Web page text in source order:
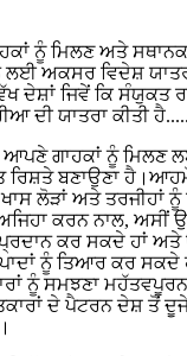
ਨੂੰ ਮਿਲਣ ਅਤੇ
ਲਈ ਅਕਸਰ ਵਿਦੇਸ਼
ਦੇਸ਼ਾਂ ਜਿਵੇਂ ਕਿ ਸੰਯੁਕਤ
ਦੀ ਯਾਤਰਾ ਕੀਤੀ ਹੈ.....
ਆਪਣੇ ਗਾਹਕਾਂ ਨੂੰ ਮਿਲਣ
​​ਰਿਸ਼ਤੇ ਬਣਾਉਣਾ
ਲੋੜਾਂ ਅਤੇ ਤਰਜੀਹਾਂ ਨੂੰ
ਕਰਨ ਨਾਲ, ਅਸੀਂ
ਕਰ ਸਕਦੇ ਹਾਂ ਅਤੇ
ਨੂੰ ਤਿਆਰ ਕਰ ਸਕਦੇ
ਨੂੰ ਸਮਝਣਾ
ਦੇ ਪੈਟਰਨ ਦੇਸ਼ ਤੋਂ